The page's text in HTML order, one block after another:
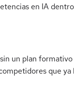
en IA dentro
un plan formativo
que ya